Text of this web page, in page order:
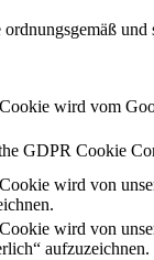
wird vom
GDPR Cookie
wird von
wird von
aufzuzeichnen.